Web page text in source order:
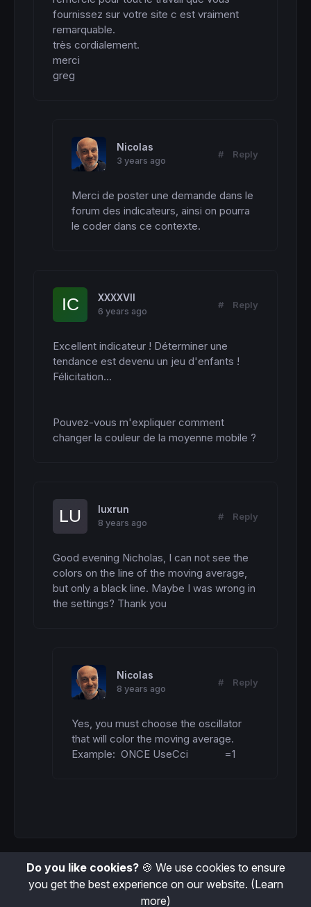
fournissez sur votre site c est vraiment
remarquable.
très cordialement.
merci
greg
Nicolas
3 years ago
# Reply
Merci de poster une demande dans le
forum des indicateurs, ainsi on pourra
le coder dans ce contexte.
XXXXVII
6 years ago
# Reply
Excellent indicateur ! Déterminer une
tendance est devenu un jeu d'enfants !
Félicitation...
Pouvez-vous m'expliquer comment
changer la couleur de la moyenne mobile ?
luxrun
8 years ago
# Reply
Good evening Nicholas, I can not see the
colors on the line of the moving average,
but only a black line. Maybe I was wrong in
the settings? Thank you
Nicolas
8 years ago
# Reply
Yes, you must choose the oscillator
that will color the moving average.
Example:  ONCE UseCci             =1
Do you like cookies?🍪 We use cookies to ensure
you get the best experience on our website. (Learn
more)